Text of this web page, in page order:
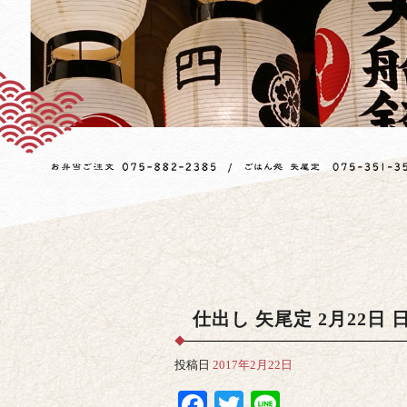
仕出し 矢尾定 2月22日
投稿日 2017年2月22日